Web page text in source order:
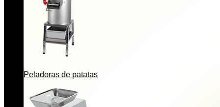
Peladoras de patatas